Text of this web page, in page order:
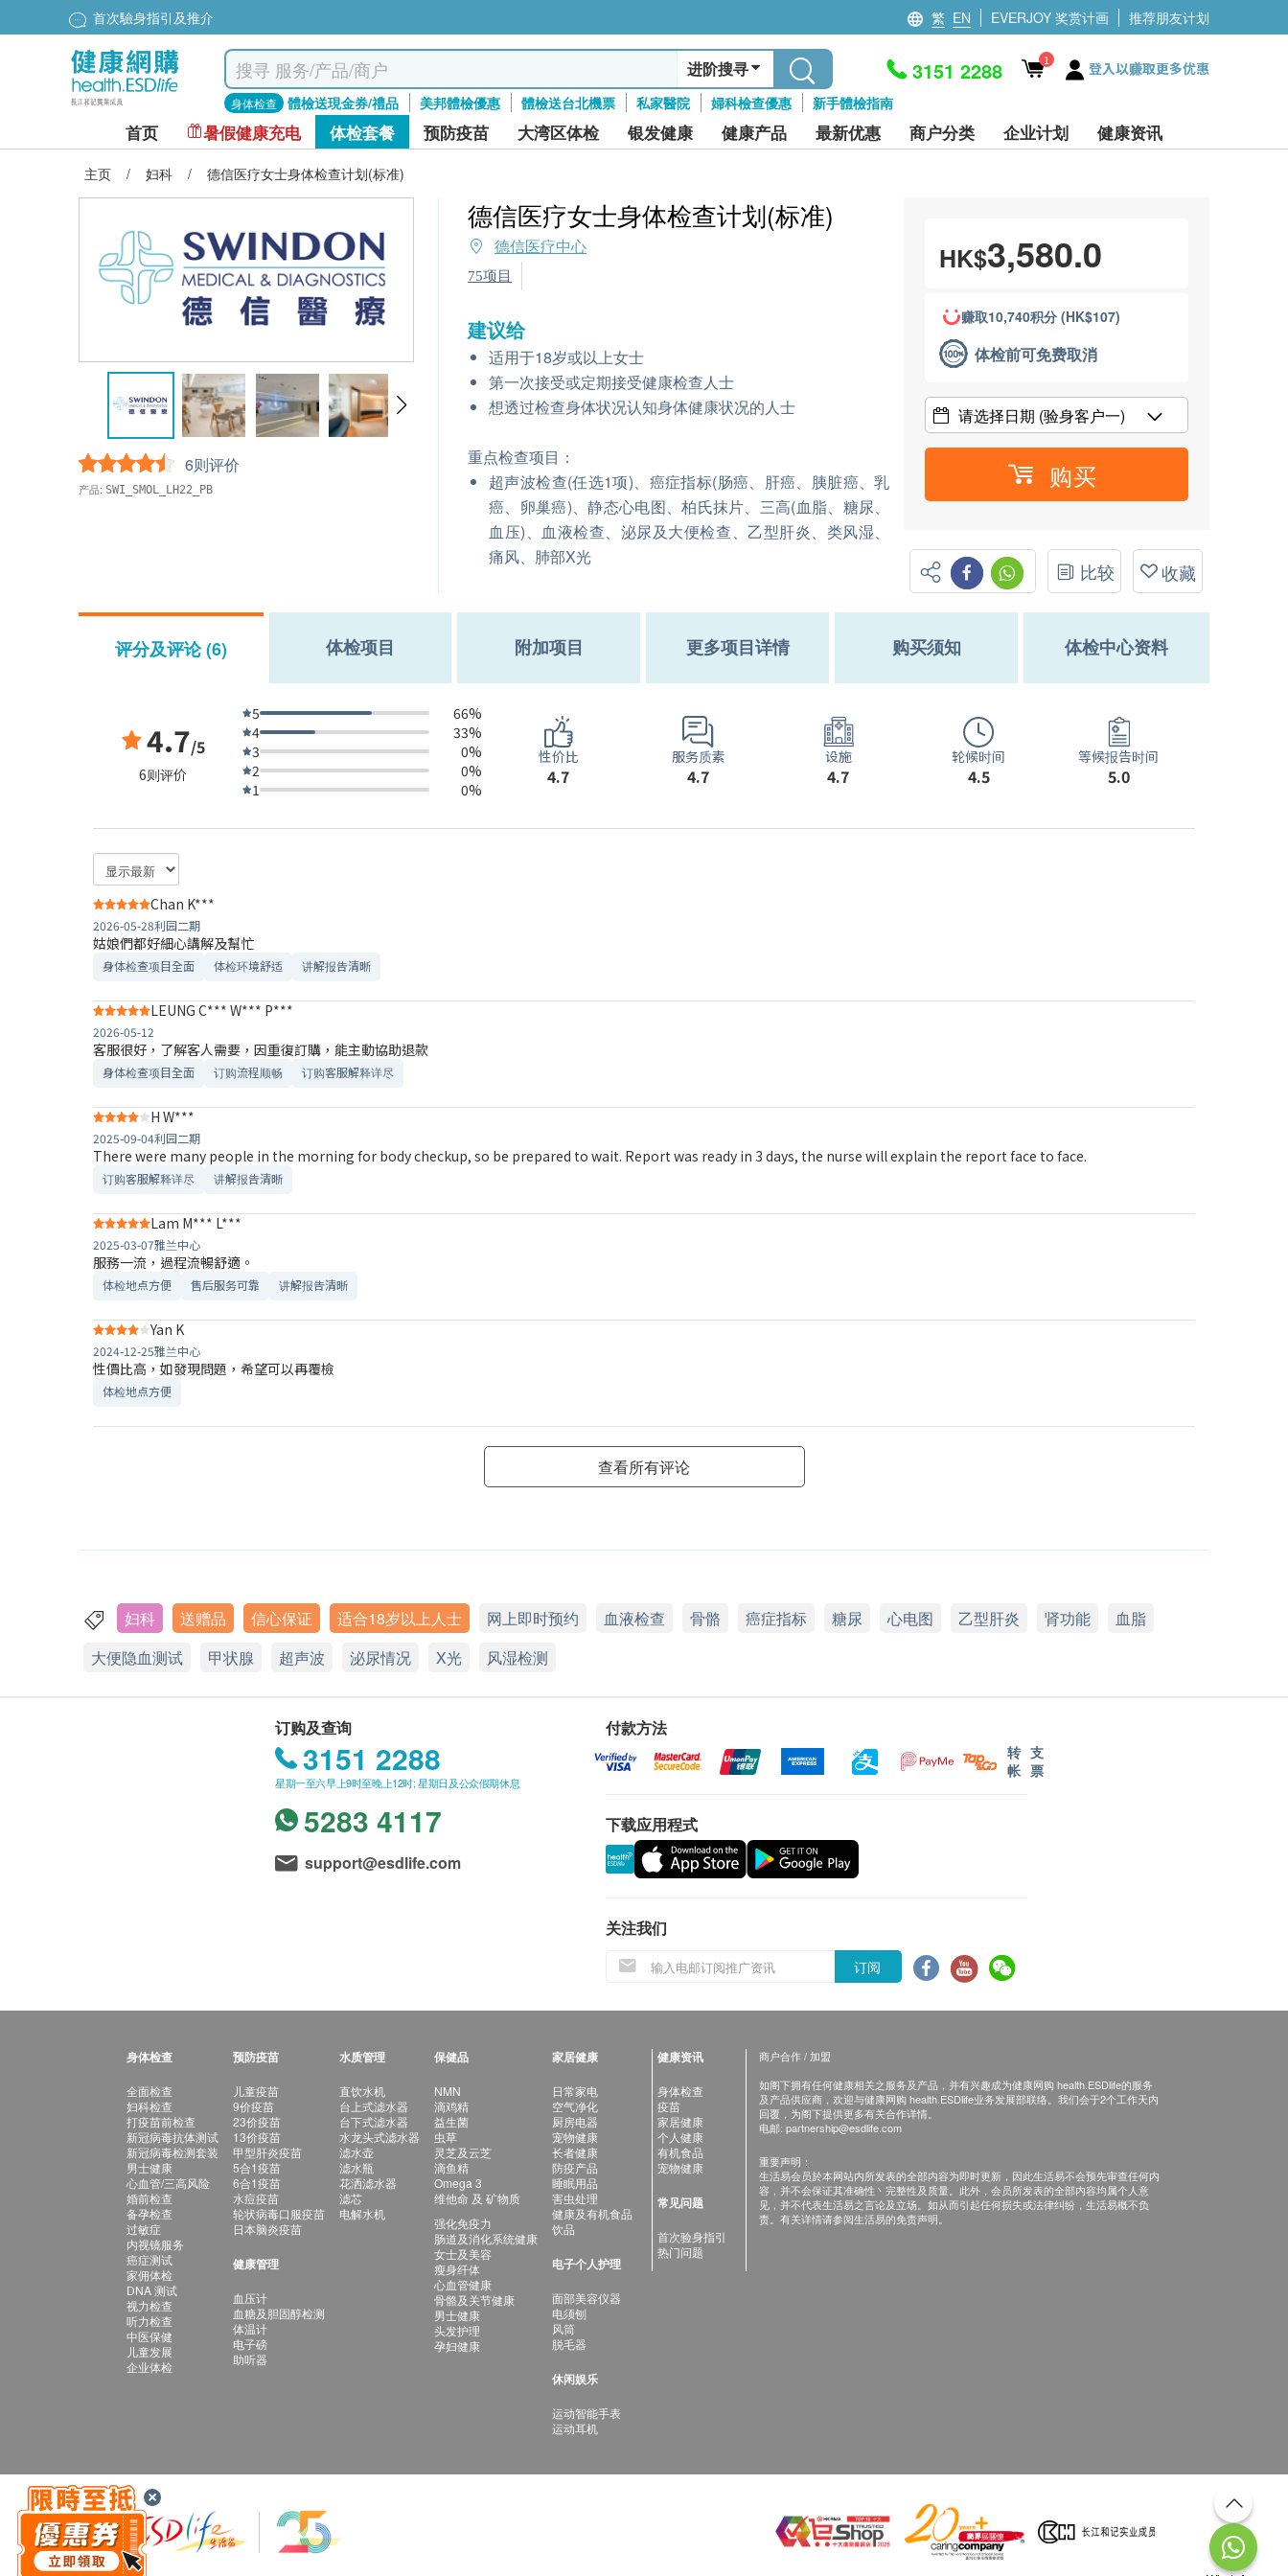
首次驗身指引及推介 繁 EN EVERJOY 奖赏计画 推荐朋友计划
进阶搜寻
身体检查 體檢送現金券/禮品 美邦體檢優惠 體檢送台北機票 私家醫院 婦科檢查優惠 新手體檢指南
3151 2288 1 登入以赚取更多优惠
首页 暑假健康充电 体检套餐 预防疫苗 大湾区体检 银发健康 健康产品 最新优惠 商户分类 企业计划 健康资讯
主页 / 妇科 / 德信医疗女士身体检查计划(标准)
6则评价
产品: SWI_SMOL_LH22_PB
德信医疗女士身体检查计划(标准)
德信医疗中心
75项目
建议给
适用于18岁或以上女士
第一次接受或定期接受健康检查人士
想透过检查身体状况认知身体健康状况的人士
重点检查项目：
超声波检查(任选1项)、癌症指标(肠癌、肝癌、胰脏癌、乳
癌、卵巢癌)、静态心电图、柏氏抹片、三高(血脂、糖尿、
血压)、血液检查、泌尿及大便检查、乙型肝炎、类风湿、
痛风、肺部X光
HK$3,580.0
赚取10,740积分 (HK$107)
体检前可免费取消
请选择日期 (验身客户一)
购买
比较 收藏
评分及评论 (6) 体检项目 附加项目 更多项目详情 购买须知 体检中心资料
4.7/5
6则评价
5
66%
4
33%
3
0%
2
0%
1
0%
性价比
4.7
服务质素
4.7
设施
4.7
轮候时间
4.5
等候报告时间
5.0
Chan K***
2026-05-28利园二期
姑娘們都好細心講解及幫忙
身体检查项目全面 体检环境舒适​ 讲解报告清晰​
LEUNG C*** W*** P***
2026-05-12
客服很好，了解客人需要，因重復訂購，能主動協助退款
身体检查项目全面 订购流程顺畅 订购客服解释详尽
H W***
2025-09-04利园二期
There were many people in the morning for body checkup, so be prepared to wait. Report was ready in 3 days, the nurse will explain the report face to face.
订购客服解释详尽 讲解报告清晰​
Lam M*** L***
2025-03-07雅兰中心
服務一流，過程流暢舒適。
体检地点方便 售后服务可靠​ 讲解报告清晰​
Yan K
2024-12-25雅兰中心
性價比高，如發現問題，希望可以再覆檢
体检地点方便
查看所有评论
妇科 送赠品 信心保证 适合18岁以上人士 网上即时预约 血液检查 骨骼 癌症指标 糖尿 心电图 乙型肝炎 肾功能
血脂
大便隐血测试
甲状腺 超声波 泌尿情况 X光 风湿检测
订购及查询
3151 2288
星期一至六早上9时至晚上12时; 星期日及公众假期休息
5283 4117
support@esdlife.com
付款方法
转
帐
支
票
下载应用程式
关注我们
订阅
身体检查
全面检查
妇科检查
打疫苗前检查
新冠病毒抗体测试
新冠病毒检测套装
男士健康
心血管/三高风险
婚前检查
备孕检查
过敏症
内视镜服务
癌症测试
家佣体检
DNA 测试
视力检查
听力检查
中医保健
儿童发展
企业体检
预防疫苗
儿童疫苗
9价疫苗
23价疫苗
13价疫苗
甲型肝炎疫苗
5合1疫苗
6合1疫苗
水痘疫苗
轮状病毒口服疫苗
日本脑炎疫苗
健康管理
血压计
血糖及胆固醇检测
体温计
电子磅
助听器
水质管理
直饮水机
台上式滤水器
台下式滤水器
水龙头式滤水器
滤水壶
滤水瓶
花洒滤水器
滤芯
电解水机
保健品
NMN
滴鸡精
益生菌
虫草
灵芝及云芝
滴鱼精
Omega 3
维他命 及 矿物质
强化免疫力
肠道及消化系统健康
女士及美容
瘦身纤体
心血管健康
骨骼及关节健康
男士健康
头发护理
孕妇健康
家居健康
日常家电
空气净化
厨房电器
宠物健康
长者健康
防疫产品
睡眠用品
害虫处理
健康及有机食品
饮品
电子个人护理
面部美容仪器
电须刨
风筒
脱毛器
休闲娱乐
运动智能手表
运动耳机
健康资讯
身体检查
疫苗
家居健康
个人健康
有机食品
宠物健康
常见问题
首次验身指引
热门问题
商户合作 / 加盟
如阁下拥有任何健康相关之服务及产品，并有兴趣成为健康网购 health.ESDlife的服务
及产品供应商，欢迎与健康网购 health.ESDlife业务发展部联络。我们会于2个工作天内
回覆，为阁下提供更多有关合作详情。
电邮: partnership@esdlife.com
重要声明：
生活易会员於本网站内所发表的全部内容为即时更新，因此生活易不会预先审查任何内
容，并不会保证其准确性丶完整性及质量。此外，会员所发表的全部内容均属个人意
见，并不代表生活易之言论及立场。如从而引起任何损失或法律纠纷，生活易概不负
责。有关详情请参阅生活易的免责声明。